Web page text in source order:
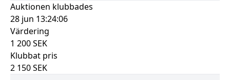
Auktionen klubbades
28 jun 13:24:06
Värdering
1 200SEK
Klubbat pris
2 150SEK